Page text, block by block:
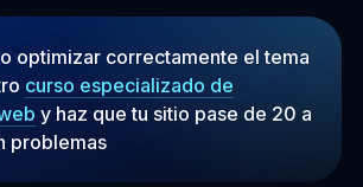
optimizar correctamente el tema
curso especializado de
y haz que tu sitio pase de 20 a
problemas